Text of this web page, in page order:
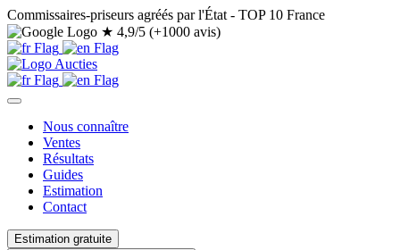
Commissaires-priseurs agréés par l'État - TOP 10 France
★ 4,9/5 (+1000 avis)
Nous connaître
Ventes
Résultats
Guides
Estimation
Contact
Estimation gratuite